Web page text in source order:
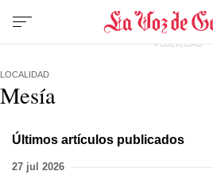
LOCALIDAD
Mesía
Últimos artículos publicados
27 jul 2026